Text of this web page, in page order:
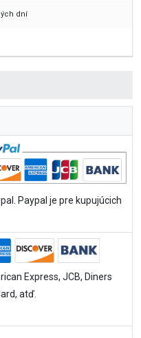
dní
Paypal je pre kupujúcich
Express, JCB, Diners
atď.